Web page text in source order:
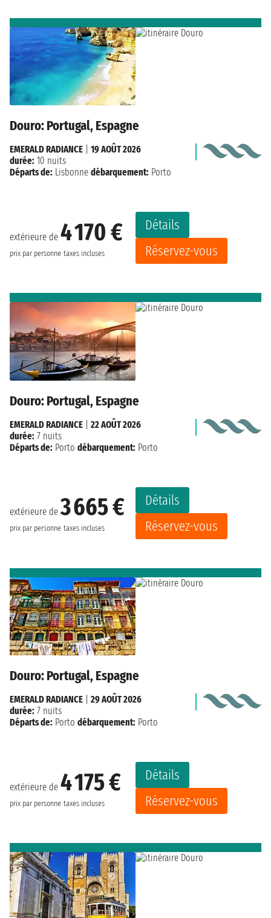
Douro: Portugal, Espagne
extérieure de 4 170 €
prix par personne taxes incluses
Détails
Réservez-vous
EMERALD RADIANCE
19 AOÛT 2026
durée: 10 nuits
Départs de: Lisbonne débarquement: Porto
Douro: Portugal, Espagne
extérieure de3 665 €
prix par personne taxes incluses
Détails
Réservez-vous
EMERALD RADIANCE
22 AOÛT 2026
durée: 7 nuits
Départs de: Porto débarquement: Porto
Douro: Portugal, Espagne
extérieure de 4 175 €
prix par personne taxes incluses
Détails
Réservez-vous
EMERALD RADIANCE
29 AOÛT 2026
durée: 7 nuits
Départs de: Porto débarquement: Porto